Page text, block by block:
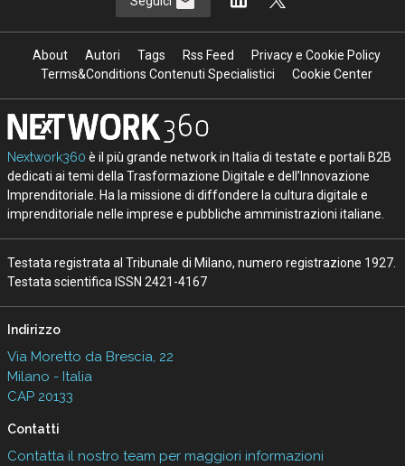
About Autori Tags Rss Feed
Privacy e Cookie Policy
Terms&Conditions Contenuti Specialistici
Cookie Center
Nextwork360 è il più grande network in Italia di testate e portali B2B
dedicati ai temi della Trasformazione Digitale e dell’Innovazione
Imprenditoriale. Ha la missione di diffondere la cultura digitale e
imprenditoriale nelle imprese e pubbliche amministrazioni italiane.
Testata registrata al Tribunale di Milano, numero registrazione 1927.
Testata scientifica ISSN 2421-4167
Indirizzo
Via Moretto da Brescia, 22
Milano - Italia
CAP 20133
Contatti
Contatta il nostro team per maggiori informazioni